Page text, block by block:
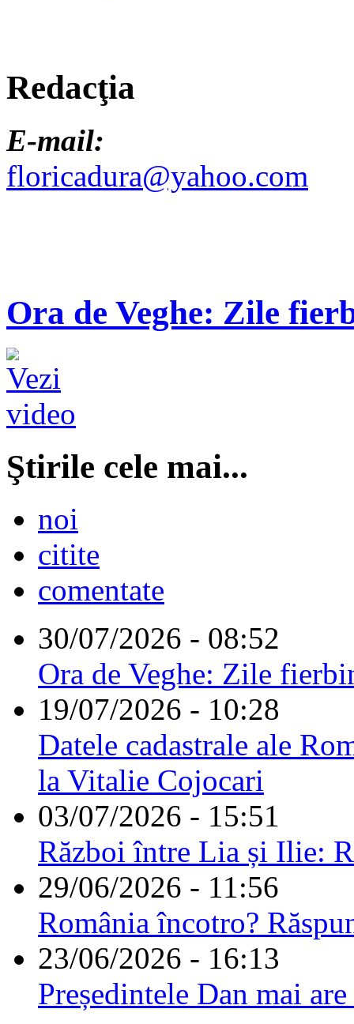
Redacţia
E-mail:
floricadura@yahoo.com
Ora de Veghe: Zile
Ştirile cele mai...
noi
citite
comentate
30/07/2026 - 08:52
Ora de Veghe: Zile
19/07/2026 - 10:28
Datele cadastrale ale
la Vitalie Cojocari
03/07/2026 - 15:51
Război între Lia și Ilie:
29/06/2026 - 11:56
România încotro?
23/06/2026 - 16:13
Președintele Dan mai